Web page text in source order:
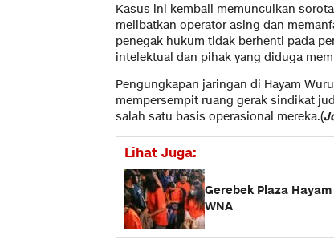
Kasus ini kembali memunculkan
melibatkan operator asing dan
penegak hukum tidak berhenti pada
intelektual dan pihak yang diduga
Pengungkapan jaringan di Hayam
mempersempit ruang gerak sindikat
salah satu basis operasional mereka.(
Lihat Juga:
Gerebek Plaza
WNA